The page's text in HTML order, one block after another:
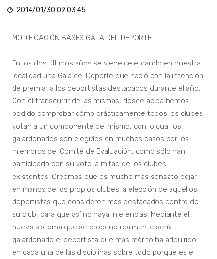
2014/01/30 09:03:45
MODIFICACIÓN BASES GALA DEL DEPORTE.
En los dos últimos años se viene celebrando en nuestra
localidad una Gala del Deporte que nació con la intención
de premiar a los deportistas destacados durante el año.
Con el transcurrir de las mismas, desde acipa hemos
podido comprobar cómo prácticamente todos los clubes
votan a un componente del mismo, con lo cual los
galardonados son elegidos en muchos casos por los
miembros del Comité de Evaluación, como sólo han
participado con su voto la mitad de los clubes
existentes. Creemos que es mucho más sensato dejar
en manos de los propios clubes la elección de aquellos
deportistas que consideren más destacados dentro de
su club, para que así no haya injerencias. Mediante el
nuevo sistema que se propone realmente sería
galardonado el deportista que más mérito ha adquirido
en cada una de las disciplinas sobre todo porque es el